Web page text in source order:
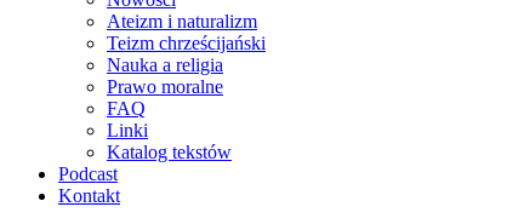
Ateizm i naturalizm
Teizm chrześcijański
Nauka a religia
Prawo moralne
FAQ
Linki
Katalog tekstów
Podcast
Kontakt